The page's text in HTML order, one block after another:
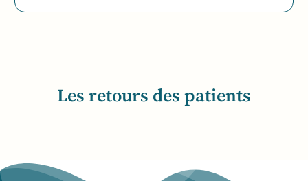
Les retours des patients